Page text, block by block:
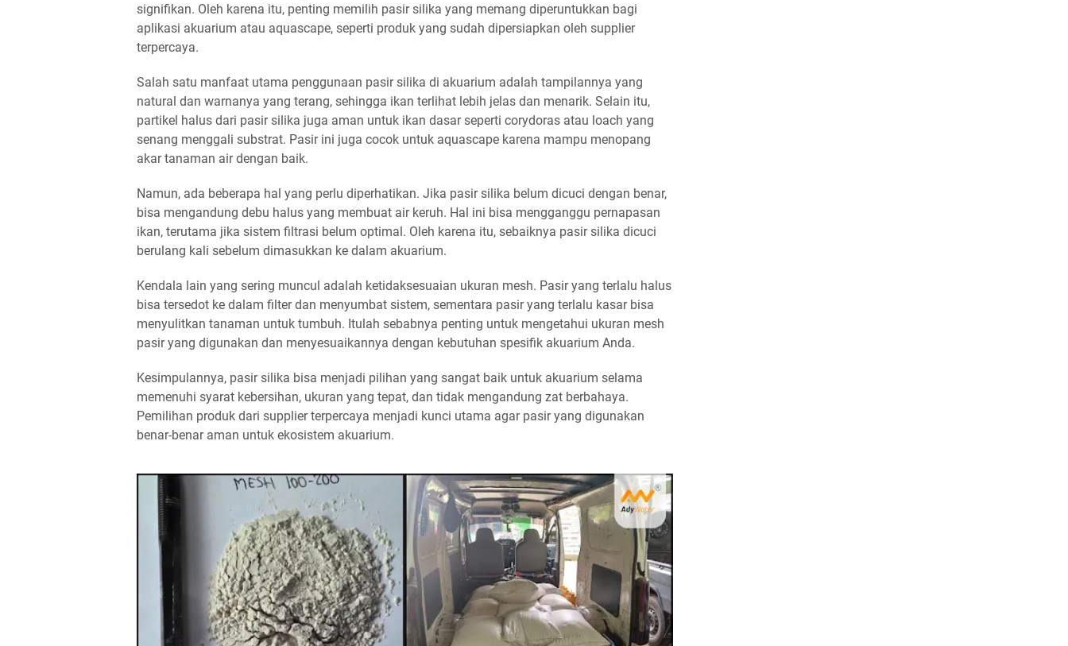
signifikan. Oleh karena itu, penting memilih pasir silika yang memang diperuntukkan bagi
aplikasi akuarium atau aquascape, seperti produk yang sudah dipersiapkan oleh supplier
terpercaya.
Salah satu manfaat utama penggunaan pasir silika di akuarium adalah tampilannya yang
natural dan warnanya yang terang, sehingga ikan terlihat lebih jelas dan menarik. Selain itu,
partikel halus dari pasir silika juga aman untuk ikan dasar seperti corydoras atau loach yang
senang menggali substrat. Pasir ini juga cocok untuk aquascape karena mampu menopang
akar tanaman air dengan baik.
Namun, ada beberapa hal yang perlu diperhatikan. Jika pasir silika belum dicuci dengan benar,
bisa mengandung debu halus yang membuat air keruh. Hal ini bisa mengganggu pernapasan
ikan, terutama jika sistem filtrasi belum optimal. Oleh karena itu, sebaiknya pasir silika dicuci
berulang kali sebelum dimasukkan ke dalam akuarium.
Kendala lain yang sering muncul adalah ketidaksesuaian ukuran mesh. Pasir yang terlalu halus
bisa tersedot ke dalam filter dan menyumbat sistem, sementara pasir yang terlalu kasar bisa
menyulitkan tanaman untuk tumbuh. Itulah sebabnya penting untuk mengetahui ukuran mesh
pasir yang digunakan dan menyesuaikannya dengan kebutuhan spesifik akuarium Anda.
Kesimpulannya, pasir silika bisa menjadi pilihan yang sangat baik untuk akuarium selama
memenuhi syarat kebersihan, ukuran yang tepat, dan tidak mengandung zat berbahaya.
Pemilihan produk dari supplier terpercaya menjadi kunci utama agar pasir yang digunakan
benar-benar aman untuk ekosistem akuarium.